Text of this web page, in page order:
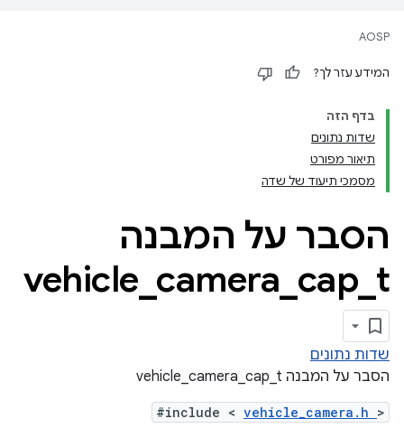
AOSP
המידע עזר לך?
בדף הזה
שדות נתונים
תיאור מפורט
מסמכי תיעוד של שדה
הסבר על המבנה
vehicle camera cap t
שדות נתונים
הסבר על המבנה vehicle_camera_cap_t
#include < vehicle_camera.h >